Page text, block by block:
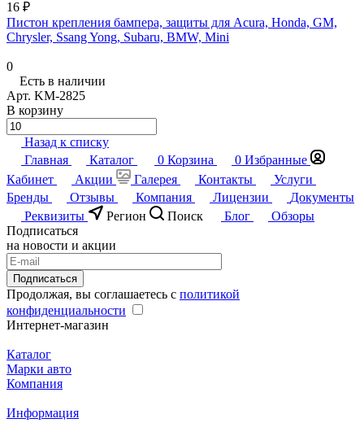
16 ₽
Пистон крепления бампера, защиты для Acura, Honda, GM,
Chrysler, Ssang Yong, Subaru, BMW, Mini
0
Есть в наличии
Арт. KM-2825
В корзину
Назад к списку
Главная
Каталог 0 Корзина 0 Избранные
Кабинет
Акции Галерея Контакты
Услуги
Бренды
Отзывы Компания Лицензии
Документы
Реквизиты
Регион Поиск Блог
Обзоры
Подписаться
на новости и акции
Подписаться
Продолжая, вы соглашаетесь с политикой
конфиденциальности
Интернет-магазин
Каталог
Марки авто
Компания
Информация